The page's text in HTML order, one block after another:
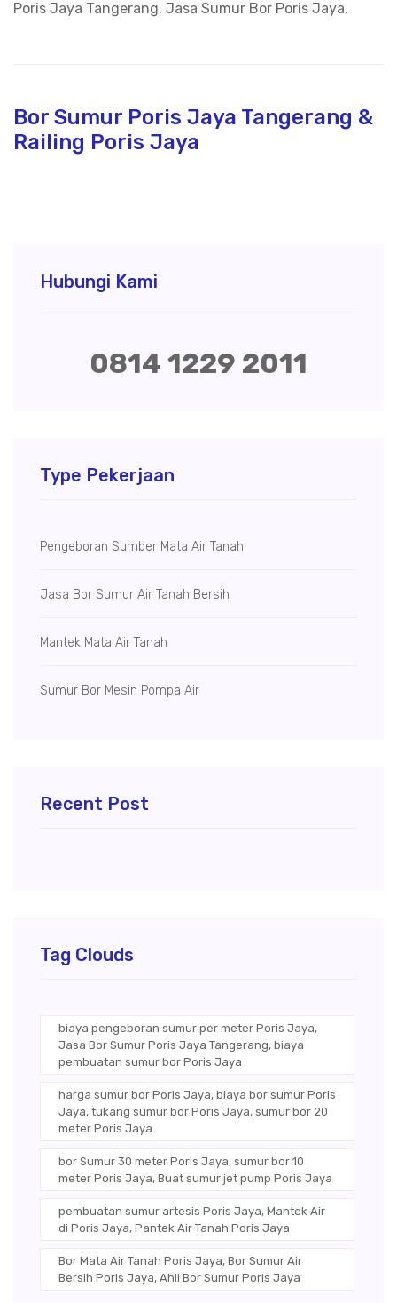
Poris Jaya Tangerang, Jasa Sumur Bor Poris Jaya,
Bor Sumur Poris Jaya Tangerang &
Railing Poris Jaya
Hubungi Kami
0814 1229 2011
Type Pekerjaan
Pengeboran Sumber Mata Air Tanah
Jasa Bor Sumur Air Tanah Bersih
Mantek Mata Air Tanah
Sumur Bor Mesin Pompa Air
Recent Post
Tag Clouds
biaya pengeboran sumur per meter Poris Jaya,
Jasa Bor Sumur Poris Jaya Tangerang, biaya
pembuatan sumur bor Poris Jaya
harga sumur bor Poris Jaya, biaya bor sumur Poris
Jaya, tukang sumur bor Poris Jaya, sumur bor 20
meter Poris Jaya
bor Sumur 30 meter Poris Jaya, sumur bor 10
meter Poris Jaya, Buat sumur jet pump Poris Jaya
pembuatan sumur artesis Poris Jaya, Mantek Air
di Poris Jaya, Pantek Air Tanah Poris Jaya
Bor Mata Air Tanah Poris Jaya, Bor Sumur Air
Bersih Poris Jaya, Ahli Bor Sumur Poris Jaya